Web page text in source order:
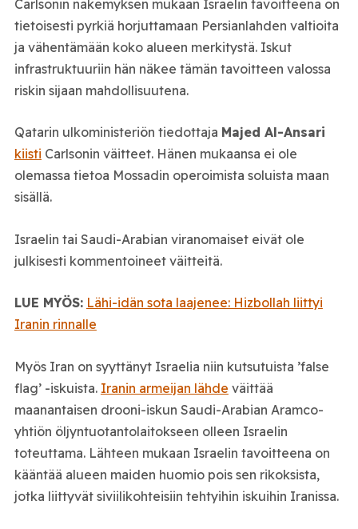
Carlsonin näkemyksen mukaan Israelin tavoitteena on
tietoisesti pyrkiä horjuttamaan Persianlahden valtioita
ja vähentämään koko alueen merkitystä. Iskut
infrastruktuuriin hän näkee tämän tavoitteen valossa
riskin sijaan mahdollisuutena.
Qatarin ulkoministeriön tiedottaja Majed Al-Ansari
kiisti Carlsonin väitteet. Hänen mukaansa ei ole
olemassa tietoa Mossadin operoimista soluista maan
sisällä.
Israelin tai Saudi-Arabian viranomaiset eivät ole
julkisesti kommentoineet väitteitä.
LUE MYÖS: Lähi-idän sota laajenee: Hizbollah liittyi
Iranin rinnalle
Myös Iran on syyttänyt Israelia niin kutsutuista ’false
flag’ -iskuista. Iranin armeijan lähde väittää
maanantaisen drooni-iskun Saudi-Arabian Aramco-
yhtiön öljyntuotantolaitokseen olleen Israelin
toteuttama. Lähteen mukaan Israelin tavoitteena on
kääntää alueen maiden huomio pois sen rikoksista,
jotka liittyvät siviilikohteisiin tehtyihin iskuihin Iranissa.